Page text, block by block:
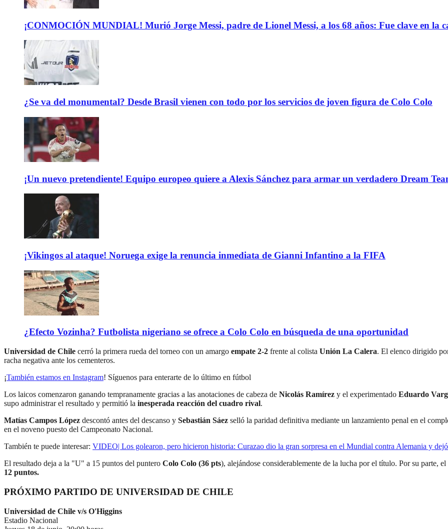
¡CONMOCIÓN MUNDIAL! Murió Jorge Messi, padre de Lionel Messi, a los 68 años: Fue clave en la
¿Se va del monumental? Desde Brasil vienen con todo por los servicios de joven figura de Colo Colo
¡Un nuevo pretendiente! Equipo europeo quiere a Alexis Sánchez para armar un verdadero Dream
¡Vikingos al ataque! Noruega exige la renuncia inmediata de Gianni Infantino a la FIFA
¿Efecto Vozinha? Futbolista nigeriano se ofrece a Colo Colo en búsqueda de una oportunidad
Universidad de Chile cerró la primera rueda del torneo con un amargo empate 2-2 frente al colista Unión La Calera. El elenco dirigido
racha negativa ante los cementeros.
¡También estamos en Instagram! Síguenos para enterarte de lo último en fútbol
Los laicos comenzaron ganando tempranamente gracias a las anotaciones de cabeza de Nicolás Ramírez y el experimentado Eduardo
supo administrar el resultado y permitió la inesperada reacción del cuadro rival.
Matías Campos López descontó antes del descanso y Sebastián Sáez selló la paridad definitiva mediante un lanzamiento penal en el
en el noveno puesto del Campeonato Nacional.
También te puede interesar: VIDEO| Los golearon, pero hicieron historia: Curazao dio la gran sorpresa en el Mundial contra Alemania y
El resultado deja a la "U" a 15 puntos del puntero Colo Colo (36 pts), alejándose considerablemente de la lucha por el título. Por su parte,
12 puntos.
PRÓXIMO PARTIDO DE UNIVERSIDAD DE CHILE
Universidad de Chile v/s O'Higgins
Estadio Nacional